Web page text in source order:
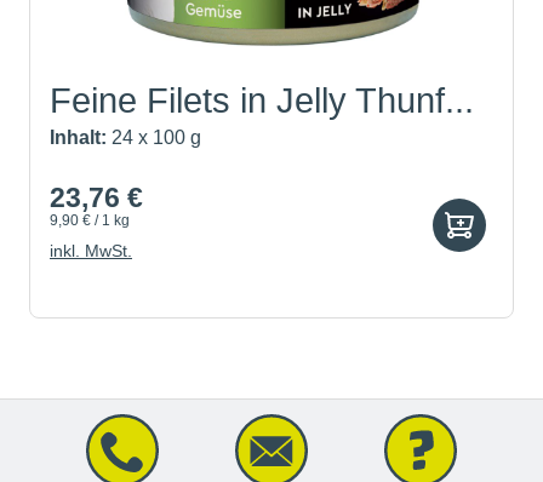
Feine Filets in Jelly Thunf...
Inhalt: 24 x 100 g
23,76 €
9,90 € / 1 kg
inkl. MwSt.